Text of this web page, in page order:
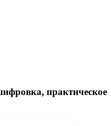
практическое